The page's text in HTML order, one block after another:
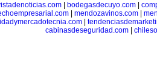
bodegasdecuyo.com
mendozavinos.com
|
cabinasdeseguridad.com